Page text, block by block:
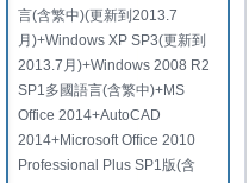
言(含繁中)(更新到2013.7
月)+Windows XP SP3(更新到
2013.7月)+Windows 2008 R2
SP1多國語言(含繁中)+MS
Office 2014+AutoCAD
2014+Microsoft Office 2010
Professional Plus SP1版(含